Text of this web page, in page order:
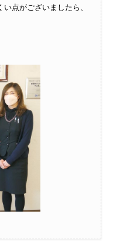
点がございましたら、